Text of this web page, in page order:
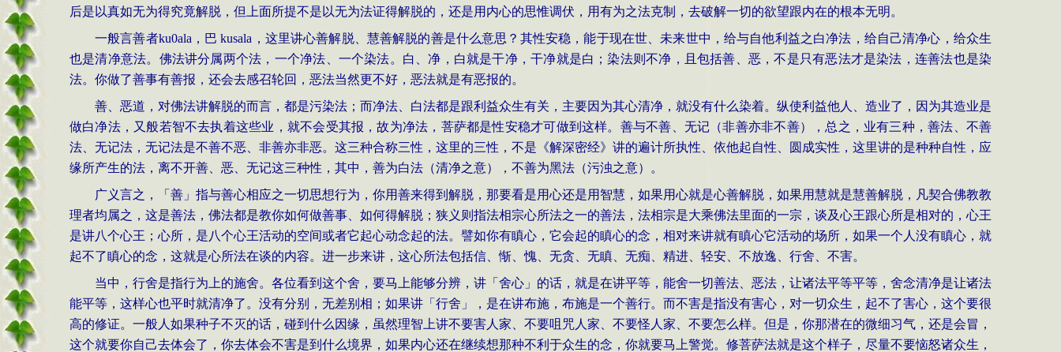
后是以真如无为得究竟解脱，但上面所提不是以无为法证得解脱的，还是用内心的思惟调伏，用有为之法克制，去破解一切的欲望跟内在的根本无明。
一般言善者ku0ala ，巴 kusala ，这里讲心善解脱、慧善解脱的善是什么意思？其性安稳，能于现在世、未来世中，给与自他利益之白净法，给自己清净心，给众生
也是清净意法。佛法讲分属两个法，一个净法、一个染法。白、净，白就是干净，干净就是白；染法则不净，且包括善、恶，不是只有恶法才是染法，连善法也是染
法。你做了善事有善报，还会去感召轮回，恶法当然更不好，恶法就是有恶报的。
善、恶道，对佛法讲解脱的而言，都是污染法；而净法、白法都是跟利益众生有关，主要因为其心清净，就没有什么染着。纵使利益他人、造业了，因为其造业是
做白净法，又般若智不去执着这些业，就不会受其报，故为净法，菩萨都是性安稳才可做到这样。善与不善、无记（非善亦非不善），总之，业有三种，善法、不善
法、无记法，无记法是不善不恶、非善亦非恶。这三种合称三性，这里的三性，不是《解深密经》讲的遍计所执性、依他起自性、圆成实性，这里讲的是种种自性，应
缘所产生的法，离不开善、恶、无记这三种性，其中，善为白法（清净之意），不善为黑法（污浊之意）。
广义言之，「善」指与善心相应之一切思想行为，你用善来得到解脱，那要看是用心还是用智慧，如果用心就是心善解脱，如果用慧就是慧善解脱，凡契合佛教教
理者均属之，这是善法，佛法都是教你如何做善事、如何得解脱；狭义则指法相宗心所法之一的善法，法相宗是大乘佛法里面的一宗，谈及心王跟心所是相对的，心王
是讲八个心王；心所，是八个心王活动的空间或者它起心动念起的法。譬如你有瞋心，它会起的瞋心的念，相对来讲就有瞋心它活动的场所，如果一个人没有瞋心，就
起不了瞋心的念，这就是心所法在谈的内容。进一步来讲，这心所法包括信、惭、愧、无贪、无瞋、无痴、精进、轻安、不放逸、行舍、不害。
当中，行舍是指行为上的施舍。各位看到这个舍，要马上能够分辨，讲「舍心」的话，就是在讲平等，能舍一切善法、恶法，让诸法平等平等，舍念清净是让诸法
能平等，这样心也平时就清净了。没有分别，无差别相；如果讲「行舍」，是在讲布施，布施是一个善行。而不害是指没有害心，对一切众生，起不了害心，这个要很
高的修证。一般人如果种子不灭的话，碰到什么因缘，虽然理智上讲不要害人家、不要咀咒人家、不要怪人家、不要怎么样。但是，你那潜在的微细习气，还是会冒，
这个就要你自己去体会了，你去体会不害是到什么境界，如果内心还在继续想那种不利于众生的念，你就要马上警觉。修菩萨法就是这个样子，尽量不要恼怒诸众生，